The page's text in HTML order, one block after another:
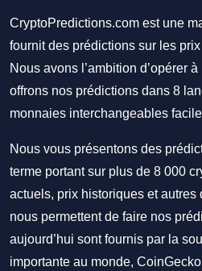
CryptoPredictions.com est une
fournit des prédictions sur les
Nous avons l’ambition d’opérer
offrons nos prédictions dans 8
monnaies interchangeables
Nous vous présentons des
terme portant sur plus de 8 000
actuels, prix historiques et autres
nous permettent de faire nos
aujourd’hui sont fournis par la
importante au monde,